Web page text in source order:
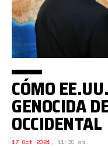
CÓMO
GENOCIDA
OCCIDENTAL
17 Oct 2024 , 11:30 am.